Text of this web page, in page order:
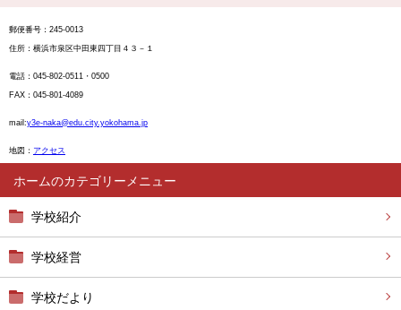
ホーム
学校紹介
学校経営
学校だより
郵便番号：245-0013
住所：横浜市泉区中田東四丁目４３－１
電話：045-802-0511・0500
FAX：045-801-4089
mail :y3e-naka@edu.city.yokohama.jp
地図： アクセス